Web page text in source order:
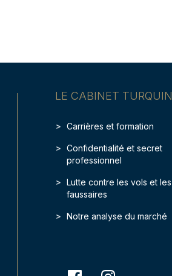
LE CABINET TURQUIN
Carrières et formation
Confidentialité et secret
professionnel
Lutte contre les vols et les
faussaires
Notre analyse du marché